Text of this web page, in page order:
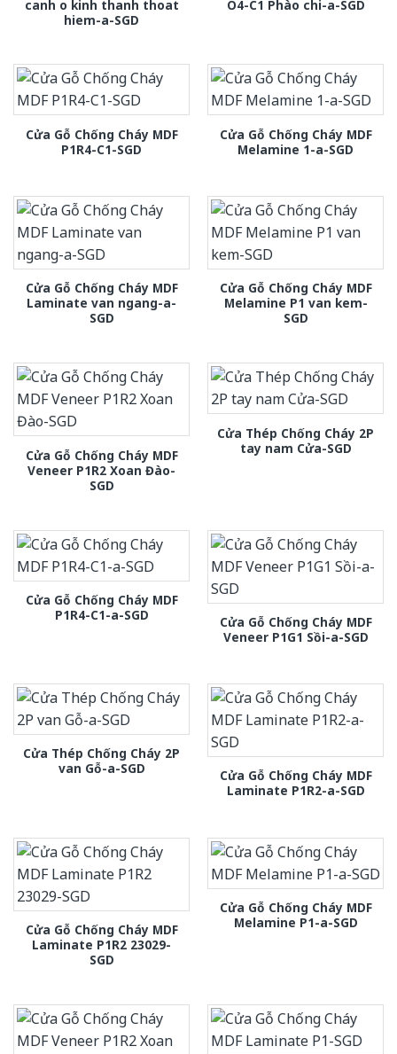
canh o kinh thanh thoat
hiem-a-SGD
O4-C1 Phào chi-a-SGD
Cửa Gỗ Chống Cháy MDF
P1R4-C1-SGD
Cửa Gỗ Chống Cháy MDF
Melamine 1-a-SGD
Cửa Gỗ Chống Cháy MDF
Laminate van ngang-a-
SGD
Cửa Gỗ Chống Cháy MDF
Melamine P1 van kem-
SGD
Cửa Gỗ Chống Cháy MDF
Veneer P1R2 Xoan Đào-
SGD
Cửa Thép Chống Cháy 2P
tay nam Cửa-SGD
Cửa Gỗ Chống Cháy MDF
P1R4-C1-a-SGD
Cửa Gỗ Chống Cháy MDF
Veneer P1G1 Sồi-a-SGD
Cửa Thép Chống Cháy 2P
van Gỗ-a-SGD
Cửa Gỗ Chống Cháy MDF
Laminate P1R2-a-SGD
Cửa Gỗ Chống Cháy MDF
Laminate P1R2 23029-
SGD
Cửa Gỗ Chống Cháy MDF
Melamine P1-a-SGD